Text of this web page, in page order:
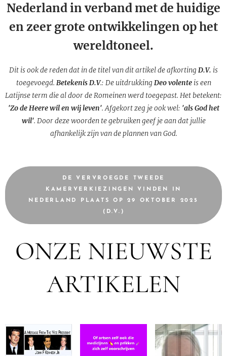
Nederland in verband met de huidige
en zeer grote ontwikkelingen op het
wereldtoneel.
Dit is ook de reden dat in de titel van dit artikel de afkorting D.V. is
toegevoegd. Betekenis D.V.: De uitdrukking Deo volenteis een
Latijnse term die al door de Romeinen werd toegepast. Het betekent:
'Zo de Heere wil en wij leven'. Afgekort zeg je ook wel: 'als God het
wil'. Door deze woorden te gebruiken geef je aan dat jullie
afhankelijk zijn van de plannen van God.
DE VERVROEGDE TWEEDE
KAMERVERKIEZINGEN VINDEN IN
NEDERLAND PLAATS OP 29 OKTOBER 2025
(D.V.)
ONZE NIEUWSTE
ARTIKELEN